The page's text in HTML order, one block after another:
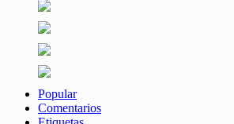
Popular
Comentarios